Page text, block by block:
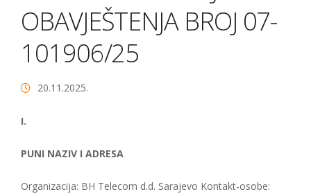
OBAVJEŠTENJA BROJ 07-
101906/25
20.11.2025.
I.
PUNI NAZIV I ADRESA
Organizacija: BH Telecom d.d. Sarajevo Kontakt-osobe: